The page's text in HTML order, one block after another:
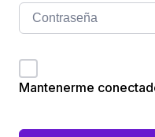
Mantenerme